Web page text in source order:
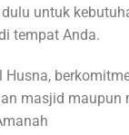
untuk
tempat Anda.
Husna,
masjid maupun